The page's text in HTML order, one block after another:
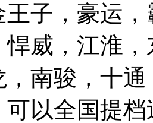
子，豪运
悍威，江淮
，南骏，十
以全国提